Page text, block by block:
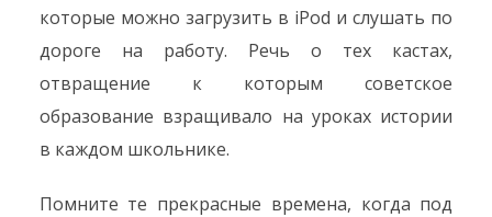
которые можно загрузить в iPod и слушать по
дороге на работу. Речь о тех кастах,
отвращение к которым советское
образование взращивало на уроках истории
в каждом школьнике.
Помните те прекрасные времена, когда под